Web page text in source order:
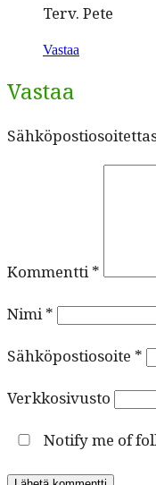
Terv. Pete
Vastaa
Vastaa
Kommentti*
Nimi*
Sähköpostiosoite *
Verkkosivusto
Notify me of